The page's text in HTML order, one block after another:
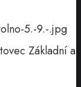
5.-9.-.jpg
Základní a